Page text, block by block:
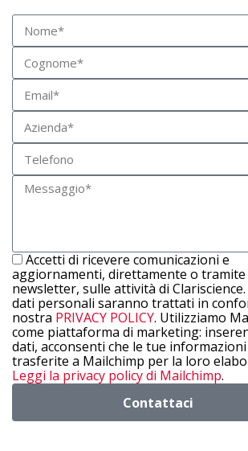
Accetti di ricevere comunicazioni e
aggiornamenti, direttamente o tramite
newsletter, sulle attività di
dati personali saranno trattati in
nostra PRIVACY POLICY. Utilizziamo
come piattaforma di marketing:
dati, acconsenti che le tue
trasferite a Mailchimp per la loro
Leggi la privacy policy di Mailchimp.
Contattaci